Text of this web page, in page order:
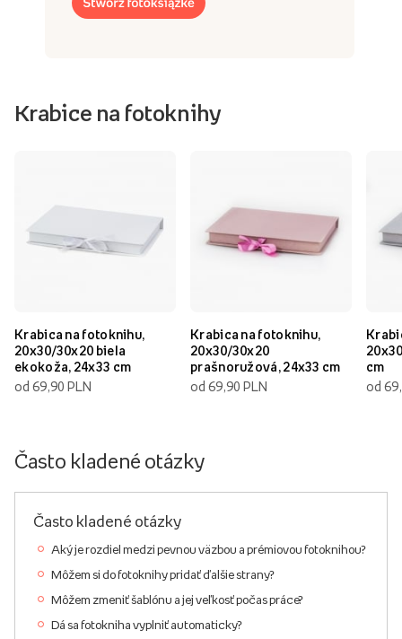
Krabice na fotoknihy
Krabica na fotoknihu,
20x30/30x20 biela
ekokoža, 24x33 cm
od 69,90 PLN
Krabica na fotoknihu,
20x30/30x20
prašnoružová, 24x33 cm
od 69,90 PLN
cm
od
Často kladené otázky
Často kladené otázky
Aký je rozdiel medzi pevnou väzbou a prémiovou fotoknihou?
Môžem si do fotoknihy pridať ďalšie strany?
Môžem zmeniť šablónu a jej veľkosť počas práce?
Dá sa fotokniha vyplniť automaticky?